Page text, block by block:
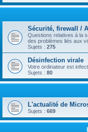
Sécurité, firewall /
Questions relatives à la
des problèmes liés aux
Sujets : 275
Désinfection virale
Votre ordinateur est
Sujets : 80
L'actualité de
Sujets : 669